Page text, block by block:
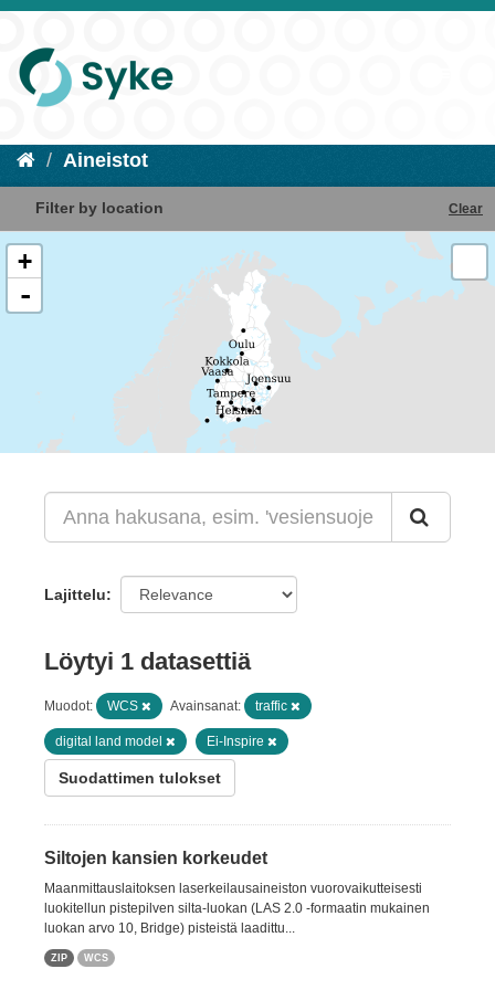
Aineistot
Filter by location Clear
+
-
Lajittelu
Löytyi 1 datasettiä
Muodot: WCS Avainsanat: traffic
digital land model Ei-Inspire
Suodattimen tulokset
Siltojen kansien korkeudet
Maanmittauslaitoksen laserkeilausaineiston vuorovaikutteisesti
luokitellun pistepilven silta-luokan (LAS 2.0 -formaatin mukainen
luokan arvo 10, Bridge) pisteistä laadittu...
ZIP WCS